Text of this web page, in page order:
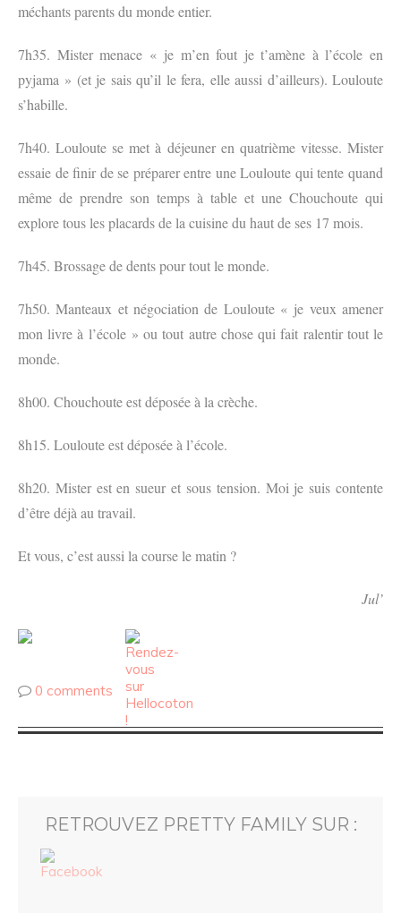
méchants parents du monde entier.
7h35. Mister menace « je m’en fout je t’amène à l’école en
pyjama » (et je sais qu’il le fera, elle aussi d’ailleurs). Louloute
s’habille.
7h40. Louloute se met à déjeuner en quatrième vitesse. Mister
essaie de finir de se préparer entre une Louloute qui tente quand
même de prendre son temps à table et une Chouchoute qui
explore tous les placards de la cuisine du haut de ses 17 mois.
7h45. Brossage de dents pour tout le monde.
7h50. Manteaux et négociation de Louloute « je veux amener
mon livre à l’école » ou tout autre chose qui fait ralentir tout le
monde.
8h00. Chouchoute est déposée à la crèche.
8h15. Louloute est déposée à l’école.
8h20. Mister est en sueur et sous tension. Moi je suis contente
d’être déjà au travail.
Et vous, c’est aussi la course le matin ?
Jul’
0 comments
RETROUVEZ PRETTY FAMILY SUR :